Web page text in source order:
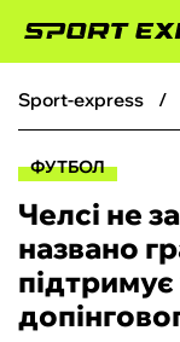
ФУТБОЛ
БОКС
ХОКЕЙ
sport-express
ФУТБОЛ
Челсі не
названо